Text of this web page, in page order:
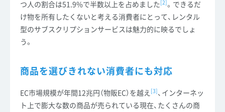
つ人の割合は51.9%で半数以上を占めました[2]。できるだ
け物を所有したくないと考える消費者にとって、レンタル
型のサブスクリプションサービスは魅力的に映るでしょ
う。
商品を選びきれない消費者にも対応
EC市場規模が年間12兆円（物販EC）を越え[3]、インターネッ
ト上で膨大な数の商品が売られている現在、たくさんの商